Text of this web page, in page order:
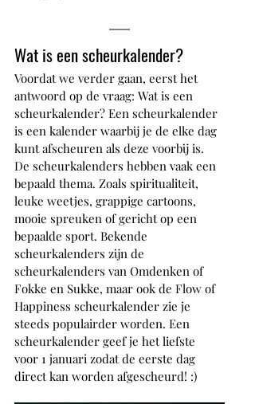
Wat is een scheurkalender?
Voordat we verder gaan, eerst het
antwoord op de vraag: Wat is een
scheurkalender? Een scheurkalender
is een kalender waarbij je de elke dag
kunt afscheuren als deze voorbij is.
De scheurkalenders hebben vaak een
bepaald thema. Zoals spiritualiteit,
leuke weetjes, grappige cartoons,
mooie spreuken of gericht op een
bepaalde sport. Bekende
scheurkalenders zijn de
scheurkalenders van Omdenken of
Fokke en Sukke, maar ook de Flow of
Happiness scheurkalender zie je
steeds populairder worden. Een
scheurkalender geef je het liefste
voor 1 januari zodat de eerste dag
direct kan worden afgescheurd! :)